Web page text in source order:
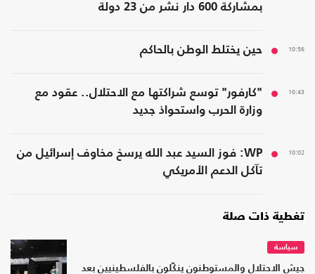
بمشاركة 600 دار نشر من 23 دولة
10:56 حين يختلط الوطن بالحاكم
10:43
"كارفور" توسع شراكتها مع الاحتلال.. عقود مع
وزارة الحرب واستحواذ جديد
10:02
WP: فوز السيد عبد الله يرسخ مخاوف إسرائيل من
تآكل الدعم الأمريكي
تغطية ذات صلة
سياسة
جيش الاحتلال والمستوطنون ينكّلون بالفلسطينيين بعد